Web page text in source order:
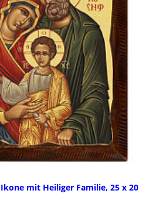
mit Heiliger Familie, 25 x 20